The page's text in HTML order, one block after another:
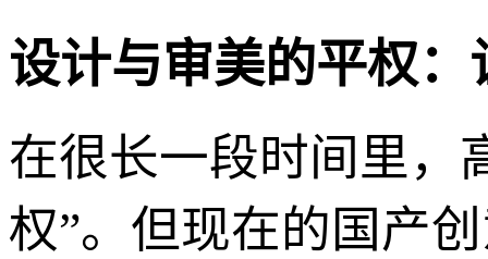
设计与审美的平权
在很长一段时间里，
权”。但现在的国产